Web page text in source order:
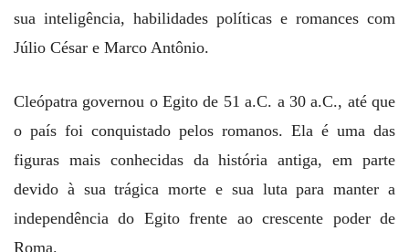
sua inteligência, habilidades políticas e romances com
Júlio César e Marco Antônio.
Cleópatra governou o Egito de 51 a.C. a 30 a.C., até que
o país foi conquistado pelos romanos. Ela é uma das
figuras mais conhecidas da história antiga, em parte
devido à sua trágica morte e sua luta para manter a
independência do Egito frente ao crescente poder de
Roma.